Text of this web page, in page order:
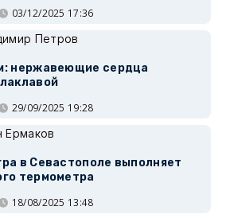
03/12/2025 17:36
Петров
нержавеющие сердца
29/09/2025 19:28
Ермаков
в Севастополе выполняет
термометра
18/08/2025 13:48